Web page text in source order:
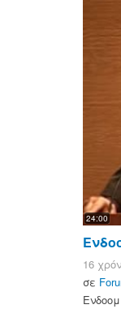
24:00
16
σε